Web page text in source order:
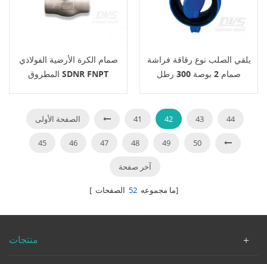
صمام الكرة الأرضية الفولاذي
المطروق SDNR FNPT
يلقي الصلب نوع رقاقة فراشة
صمام 2 بوصة 300 رطل
الصفحة الأولى 41 42 43 44
45 46 47 48 49 50
آخر صفحة
[ ما مجموعه52 الصفحات]
منتجات